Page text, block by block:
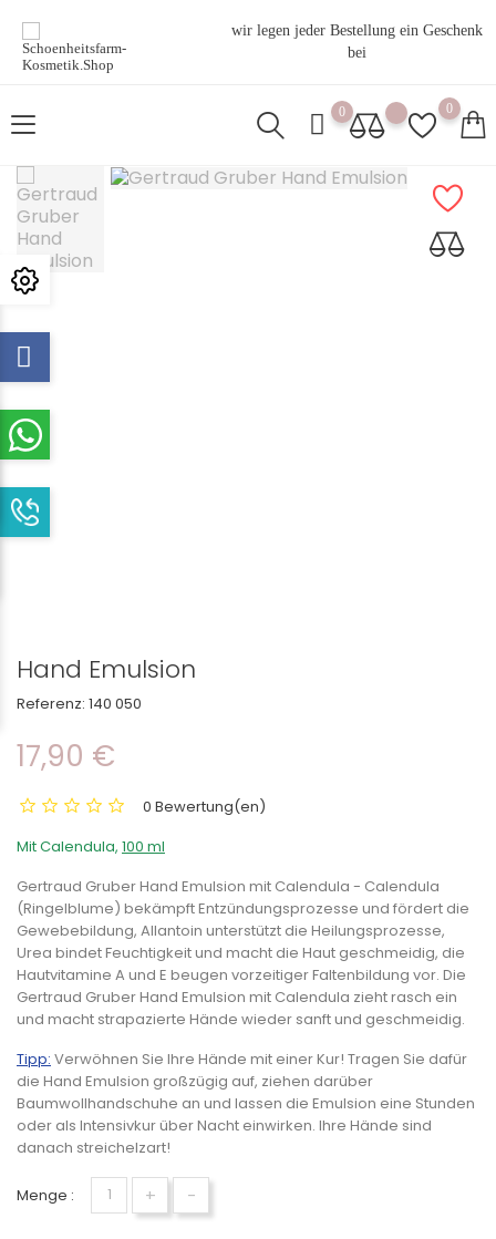
wir legen jeder Bestellung ein Geschenk
bei
0 0
Hand Emulsion
Referenz: 140 050
17,90 €
0 Bewertung(en)
Mit Calendula, 100 ml
Gertraud Gruber Hand Emulsion mit Calendula - Calendula
(Ringelblume) bekämpft Entzündungsprozesse und fördert die
Gewebebildung, Allantoin unterstützt die Heilungsprozesse,
Urea bindet Feuchtigkeit und macht die Haut geschmeidig, die
Hautvitamine A und E beugen vorzeitiger Faltenbildung vor. Die
Gertraud Gruber Hand Emulsion mit Calendula zieht rasch ein
und macht strapazierte Hände wieder sanft und geschmeidig.
Tipp: Verwöhnen Sie Ihre Hände mit einer Kur! Tragen Sie dafür
die Hand Emulsion großzügig auf, ziehen darüber
Baumwollhandschuhe an und lassen die Emulsion eine Stunden
oder als Intensivkur über Nacht einwirken. Ihre Hände sind
danach streichelzart!
Menge : + -